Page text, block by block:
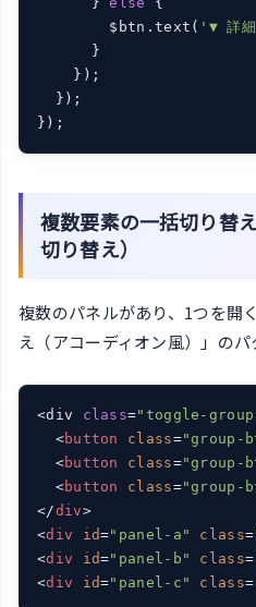
        $btn.text(
'▼ 詳細
      }
    });
  });
});
複数要素の一括切り替
切り替え）
複数のパネルがあり、1つを開
え（アコーディオン風）」のパ
<div class="toggle-
<button class="group-
<button class="group-
<button class="group-
</div>
<div id="panel-a" class=
<div id="panel-b" class=
<div id="panel-c" class=